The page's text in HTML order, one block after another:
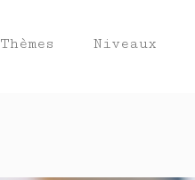
Thèmes Niveaux